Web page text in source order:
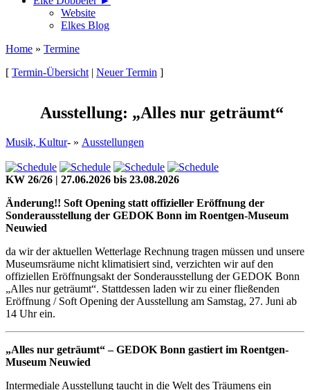
Website
Elkes Blog
Home » Termine
[ Termin-Übersicht | Neuer Termin ]
Ausstellung: „Alles nur geträumt“
Musik, Kultur- » Ausstellungen
KW 26/26 | 27.06.2026 bis 23.08.2026
Änderung!! Soft Opening statt offizieller Eröffnung der
Sonderausstellung der GEDOK Bonn im Roentgen-Museum
Neuwied
da wir der aktuellen Wetterlage Rechnung tragen müssen und unsere
Museumsräume nicht klimatisiert sind, verzichten wir auf den
offiziellen Eröffnungsakt der Sonderausstellung der GEDOK Bonn
„Alles nur geträumt“. Stattdessen laden wir zu einer fließenden
Eröffnung / Soft Opening der Ausstellung am Samstag, 27. Juni ab
14 Uhr ein.
„Alles nur geträumt“ – GEDOK Bonn gastiert im Roentgen-
Museum Neuwied
Intermediale Ausstellung taucht in die Welt des Träumens ein